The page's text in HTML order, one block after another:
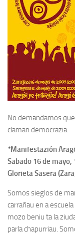
No demandamos
claman democrazia.
*Manifestazión
Sabado 16 de mayo,
Glorieta Sasera
Somos sieglos de
carrañau en a
mozo beniu ta la
parla chapurriau.